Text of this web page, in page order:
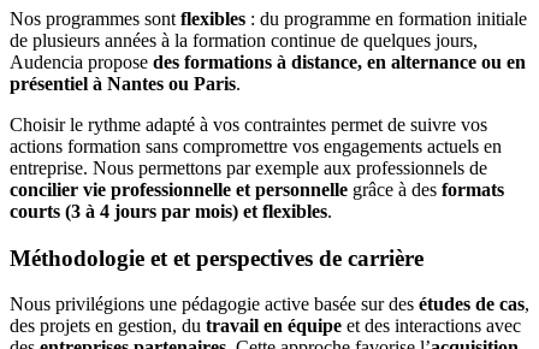
Nos programmes sont flexibles : du programme en formation initiale
de plusieurs années à la formation continue de quelques jours,
Audencia propose des formations à distance, en alternance ou en
présentiel à Nantes ou Paris.
Choisir le rythme adapté à vos contraintes permet de suivre vos
actions formation sans compromettre vos engagements actuels en
entreprise. Nous permettons par exemple aux professionnels de
concilier vie professionnelle et personnelle grâce à des formats
courts (3 à 4 jours par mois) et flexibles.
Méthodologie et et perspectives de carrière
Nous privilégions une pédagogie active basée sur des études de cas,
des projets en gestion, du travail en équipe et des interactions avec